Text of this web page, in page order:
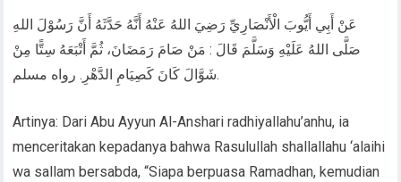
عَنْ أَبِي أَيُّوبَ الْأَنْصَارِيِّ رَضِيَ اللهُ عَنْهُ أَنَّهُ حَدَّثَهُ أَنَّ رَسُوْلَ اللهِ
صَلَّى اللهُ عَلَيْهِ وَسَلَّمَ قَالَ : مَنْ صَامَ رَمَضَانَ، ثُمَّ أَتْبَعَهُ سِتًّا مِنْ
شَوَّالَ كَانَ كَصِيَامِ الدَّهْرِ. رواه مسلم.
Artinya: Dari Abu Ayyun Al-Anshari radhiyallahu’anhu, ia
menceritakan kepadanya bahwa Rasulullah shallallahu ‘alaihi
wa sallam bersabda, “Siapa berpuasa Ramadhan, kemudian